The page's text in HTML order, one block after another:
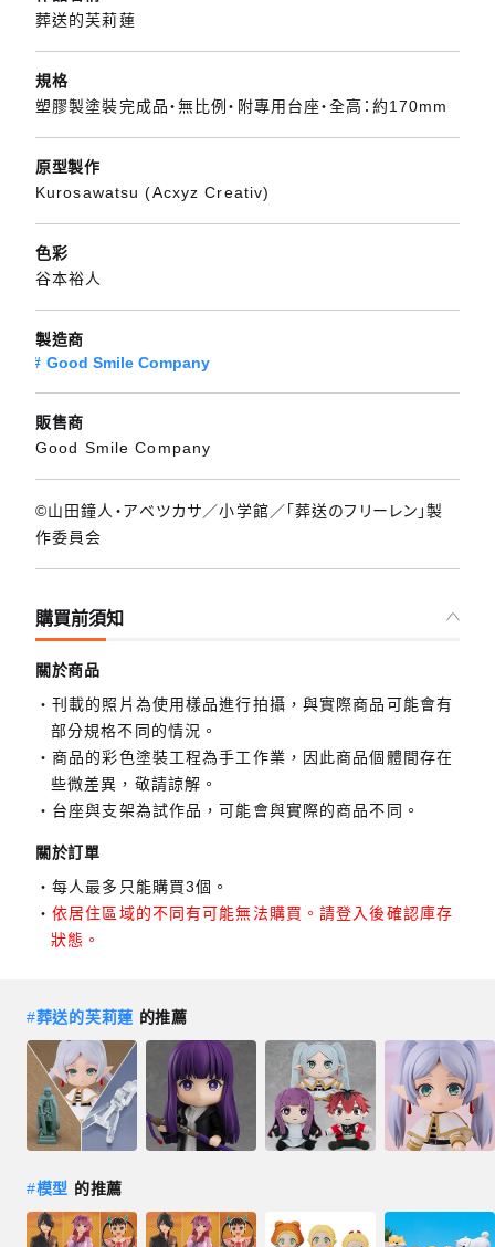
葬送的芙莉蓮
規格
塑膠製塗裝完成品・無比例・附專用台座・全高：約170mm
原型製作
Kurosawatsu (Acxyz Creativ)
色彩
谷本裕人
製造商
Good Smile Company
販售商
Good Smile Company
©山田鐘人・アベツカサ／小学館／「葬送のフリーレン」製
作委員会
購買前須知
關於商品
刊載的照片為使用樣品進行拍攝，與實際商品可能會有
部分規格不同的情況。
商品的彩色塗裝工程為手工作業，因此商品個體間存在
些微差異，敬請諒解。
台座與支架為試作品，可能會與實際的商品不同。
關於訂單
每人最多只能購買3個。
依居住區域的不同有可能無法購買。請登入後確認庫存
狀態。
#葬送的芙莉蓮 的推薦
#模型 的推薦